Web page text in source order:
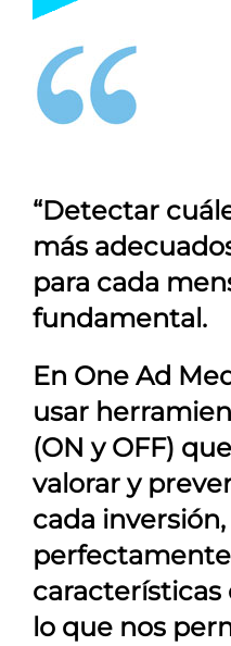
“Detectar
más
para cada
fundamental.
En One Ad
usar
(ON y OFF)
valorar y
cada
características
lo que nos